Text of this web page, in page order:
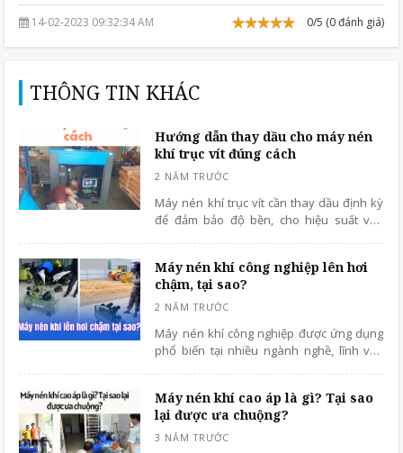
14-02-2023 09:32:34 AM 0/5 (0 đánh giá)
THÔNG TIN KHÁC
Hướng dẫn thay dầu cho máy nén
khí trục vít đúng cách
Máy nén khí trục vít cần thay dầu định kỳ
để đảm bảo độ bền, cho hiệu suất vận
khí trục vít.
Máy nén khí công nghiệp lên hơi
chậm, tại sao?
Máy nén khí công nghiệp được ứng dụng
phổ biến tại nhiều ngành nghề, lĩnh vực
Máy nén khí cao áp là gì? Tại sao
lại được ưa chuộng?